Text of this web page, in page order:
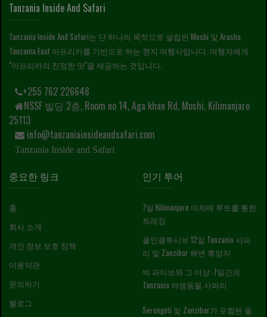
Tanzania Inside And Safari
Tanzania Inside And Safari는 단 하나의 목적으로 설립된 Moshi 및 Arusha
Tanzania East 아프리카를 기반으로 하는 현지 여행사입니다. 여행자에게
"아프리카의 진정한 맛"을 제공하는 것입니다.
+255 762 226648
NSSF 빌딩 2층, Room no 14, Aga khan Rd, Moshi, Kilimanjaro
25113
info@tanzaniainsideandsafari.com
Tanzania Inside and Safari
중요한 링크
홈
회사 소개
개인 정보 보호 정책
이용약관
문의하기
블로그
인기 투어
7일 Kilimanjaro 마차메 루트를 통한
트레킹
올인클루시브 12일 Tanzania 사파
리 및 Zanzibar 해변 휴양지
빅 파이브와 그 이상: 7일간의
Tanzania 야생동물 사파리
Serengeti 및 Zanzibar가 포함된 올